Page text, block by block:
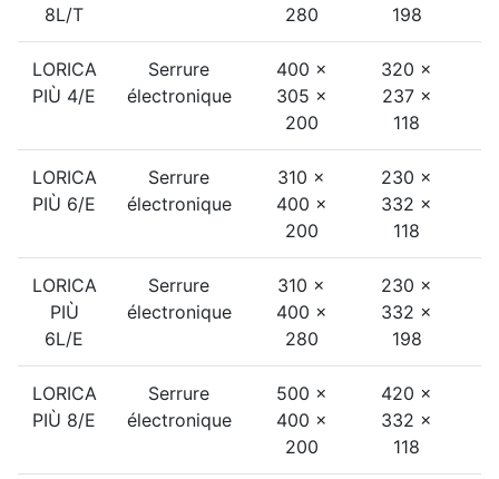
8L/T
280
198
LORICA
PIÙ 4/E
Serrure
électronique
400 ×
305 ×
200
320 ×
237 ×
118
LORICA
PIÙ 6/E
Serrure
électronique
310 ×
400 ×
200
230 ×
332 ×
118
LORICA
PIÙ
6L/E
Serrure
électronique
310 ×
400 ×
280
230 ×
332 ×
198
LORICA
PIÙ 8/E
Serrure
électronique
500 ×
400 ×
200
420 ×
332 ×
118